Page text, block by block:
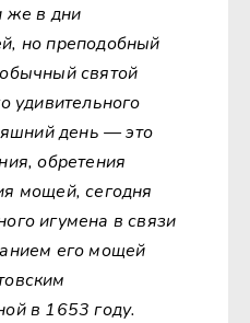
же в дни
но преподобный
святой
удивительного
день — это
обретения
мощей, сегодня
игумена в связи
его мощей
в 1653 году.